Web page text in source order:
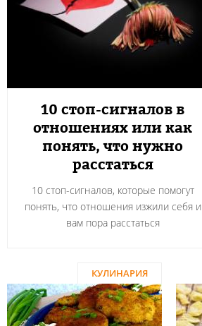
10 стоп-сигналов в
отношениях или как
понять, что нужно
расстаться
10 стоп-сигналов, которые помогут
понять, что отношения изжили себя и
вам пора расстаться
КУЛИНАРИЯ